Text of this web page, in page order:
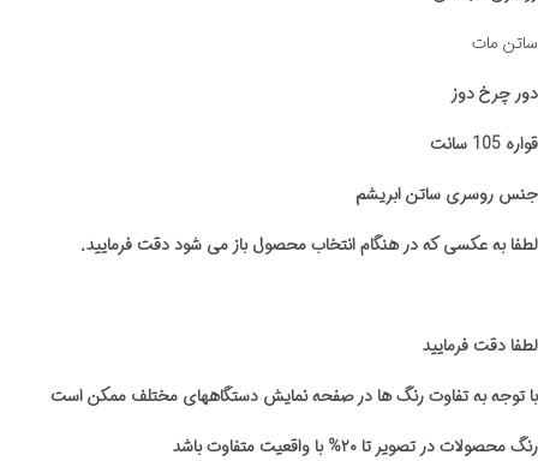
ساتن مات
دور چرخ دوز
قواره 105 سانت
جنس روسری ساتن ابریشم
لطفا به عکسی که در هنگام انتخاب محصول باز می شود دقت فرمایید.
لطفا دقت فرمایید
با توجه به تفاوت رنگ ها در صفحه نمایش دستگاههای مختلف ممکن است
رنگ محصولات در تصویر تا ۲۰% با واقعیت متفاوت باشد